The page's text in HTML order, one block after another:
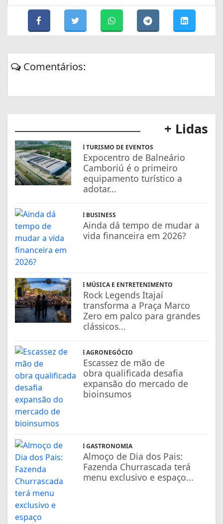
Comentários:
+ Lidas
TURISMO DE EVENTOS
Expocentro de Balneário
Camboriú é o primeiro
equipamento turístico a
adotar...
BUSINESS
Ainda dá tempo de mudar a
vida financeira em 2026?
MÚSICA E ENTRETENIMENTO
Rock Legends Itajaí
transforma a Praça Marco
Zero em palco para grandes
clássicos...
AGRONEGÓCIO
Escassez de mão de
obra qualificada desafia
expansão do mercado de
bioinsumos
GASTRONOMIA
Almoço de Dia dos Pais:
Fazenda Churrascada terá
menu exclusivo e espaço...